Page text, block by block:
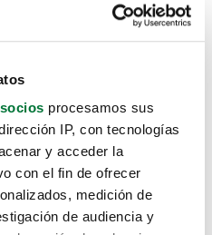
procesamos sus
IP, con tecnologías
y acceder la
con el fin de ofrecer
medición de
de audiencia y
como
hasta aquí.